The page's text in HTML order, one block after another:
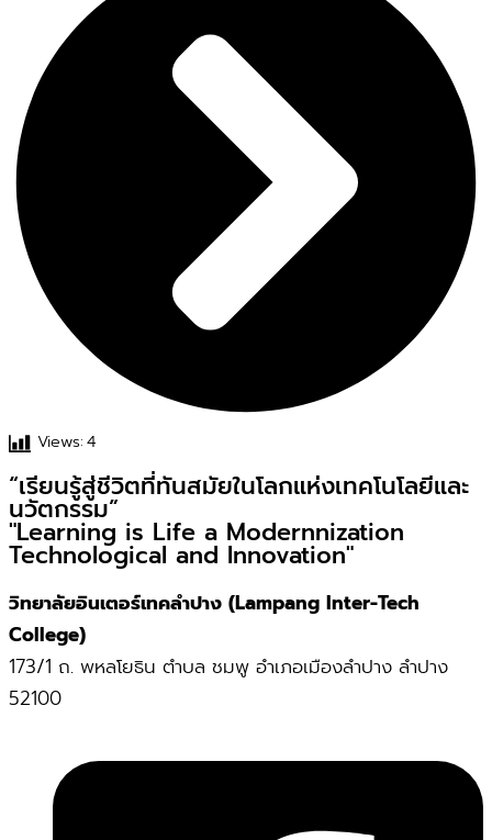
Views:4
“เรียนรู้สู่ชีวิตที่ทันสมัยในโลกแห่งเทคโนโลยีและ
นวัตกรรม”
"Learning is Life a Modernnization
Technological and Innovation"
วิทยาลัยอินเตอร์เทคลำปาง (Lampang Inter-Tech
College)
173/1 ถ. พหลโยธิน ตำบล ชมพู อำเภอเมืองลำปาง ลำปาง
52100